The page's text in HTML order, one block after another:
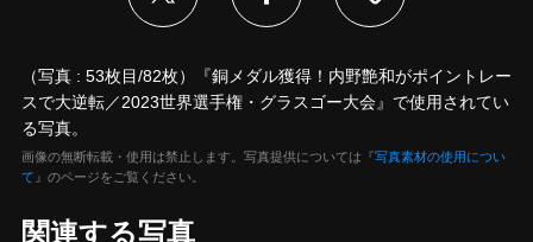
（写真 : 53枚目/82枚）『銅メダル獲得！内野艶和がポイントレー
スで大逆転／2023世界選手権・グラスゴー大会』で使用されてい
る写真。
画像の無断転載・使用は禁止します。写真提供については『写真素材の使用につい
て 』のページをご覧ください。
関連する写真